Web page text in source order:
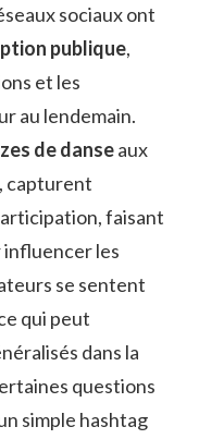
sociaux ont
publique,
et les
au lendemain.
de danseaux
, capturent
faisant
influencer les
se sentent
qui peut
dans la
questions
simple hashtag